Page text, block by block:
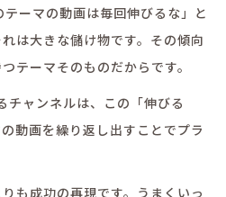
ーマの動画は毎回伸びるな」と
は大きな儲け物です。その傾向
テーマそのものだからです。
ャンネルは、この「伸びる
動画を繰り返し出すことでプラ
も成功の再現です。うまくいっ